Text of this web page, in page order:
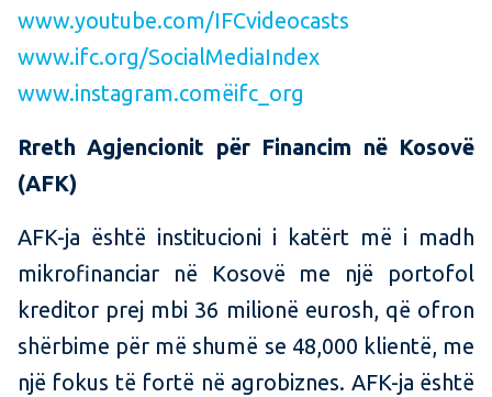
www.youtube.com/IFCvideocasts
www.ifc.org/SocialMediaIndex
www.instagram.comëifc_org
Rreth Agjencionit për Financim në Kosovë
(AFK)
AFK-ja është institucioni i katërt më i madh
mikrofinanciar në Kosovë me një portofol
kreditor prej mbi 36 milionë eurosh, që ofron
shërbime për më shumë se 48,000 klientë, me
një fokus të fortë në agrobiznes. AFK-ja është